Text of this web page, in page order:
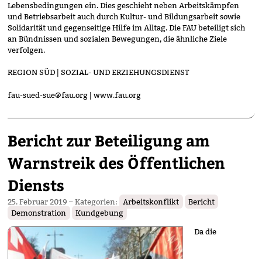
Lebensbedingungen ein. Dies geschieht neben Arbeitskämpfen
und Betriebsarbeit auch durch Kultur- und Bildungsarbeit sowie
Solidarität und gegenseitige Hilfe im Alltag. Die FAU beteiligt sich
an Bündnissen und sozialen Bewegungen, die ähnliche Ziele
verfolgen.
REGION SÜD | SOZIAL- UND ERZIEHUNGSDIENST
fau-sued-sue@fau.org | www.fau.org
Bericht zur Beteiligung am
Warnstreik des Öffentlichen
Diensts
25. Februar 2019 – Kategorien: Arbeitskonflikt
Bericht
Demonstration
Kundgebung
Da die